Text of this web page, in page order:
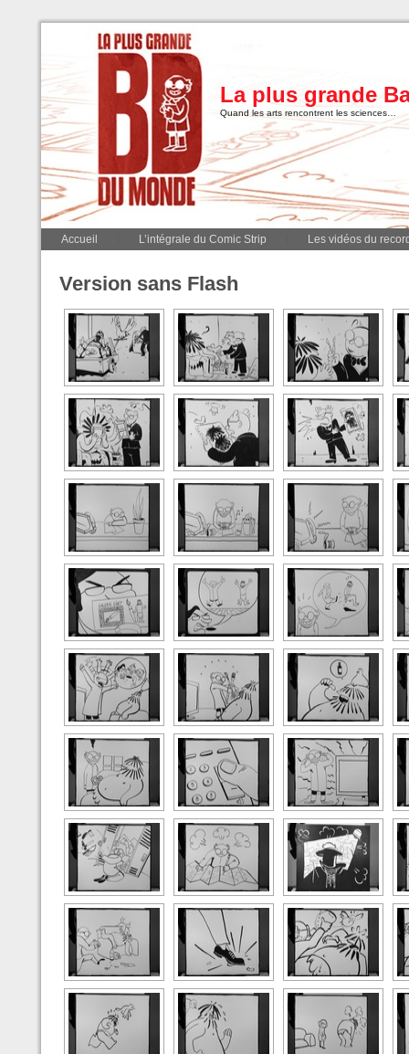
La plus grande
Quand les arts rencontrent les sciences…
Accueil L’intégrale du Comic Strip Les vidéos du
Version sans Flash